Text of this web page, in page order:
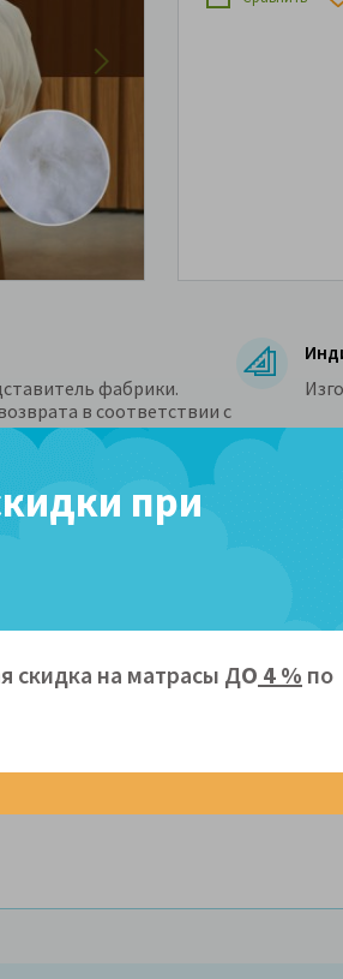
фабрики.
в соответствии с
данных.
при
скидка на матрасы ДО 4 % по